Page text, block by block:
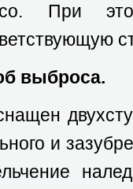
При
выброса.
и